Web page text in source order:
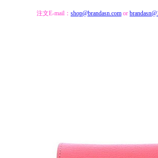
注文E-mail： shop@brandasn.com or